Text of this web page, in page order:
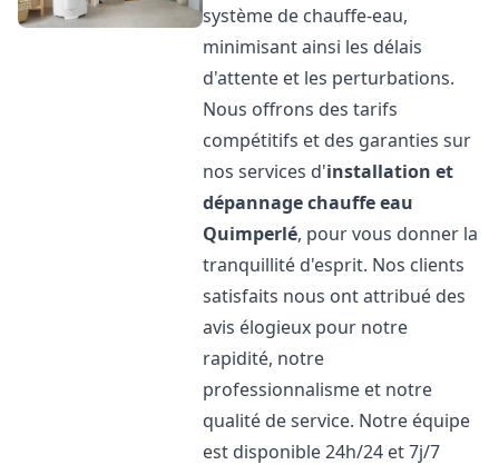
système de chauffe-eau,
minimisant ainsi les délais
d'attente et les perturbations.
Nous offrons des tarifs
compétitifs et des garanties sur
nos services d'installation et
dépannage chauffe eau
Quimperlé, pour vous donner la
tranquillité d'esprit. Nos clients
satisfaits nous ont attribué des
avis élogieux pour notre
rapidité, notre
professionnalisme et notre
qualité de service. Notre équipe
est disponible 24h/24 et 7j/7